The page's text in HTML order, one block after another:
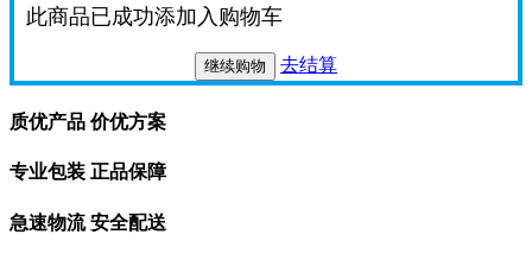
此商品已成功添加入购物车
继续购物 去结算
质优产品 价优方案
专业包装 正品保障
急速物流 安全配送